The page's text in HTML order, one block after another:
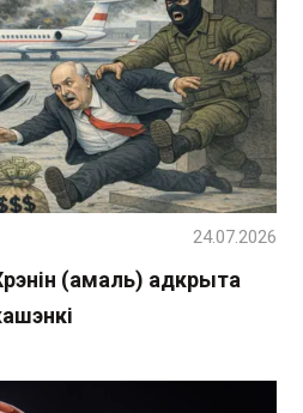
(амаль) адкрыта
24.07.2026